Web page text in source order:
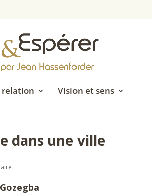
relation Vision et sens
dans une ville